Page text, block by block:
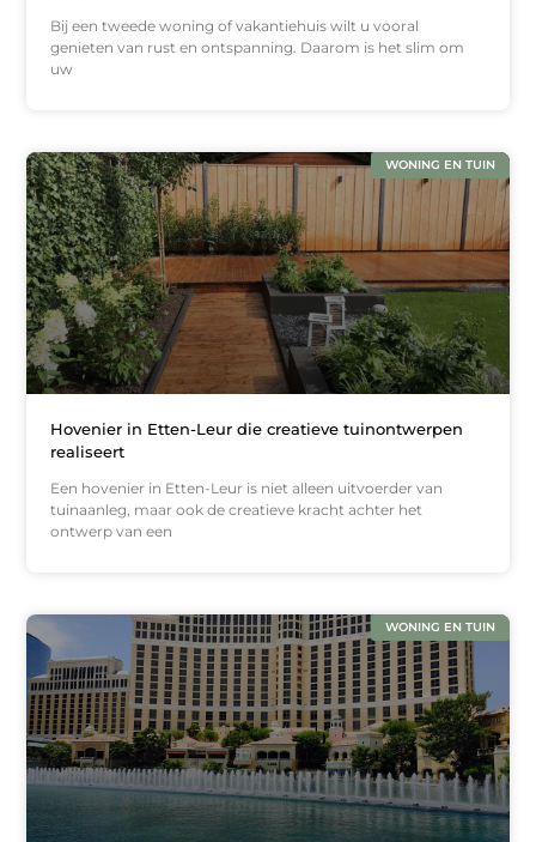
Bij een tweede woning of vakantiehuis wilt u vooral
genieten van rust en ontspanning. Daarom is het slim om
uw
WONING EN TUIN
Hovenier in Etten-Leur die creatieve tuinontwerpen
realiseert
Een hovenier in Etten-Leur is niet alleen uitvoerder van
tuinaanleg, maar ook de creatieve kracht achter het
ontwerp van een
WONING EN TUIN